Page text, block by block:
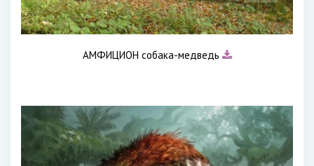
АМФИЦИОН собака-медведь